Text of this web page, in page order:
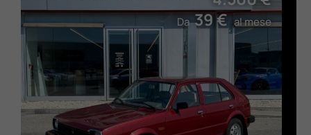
Da39 €al mese